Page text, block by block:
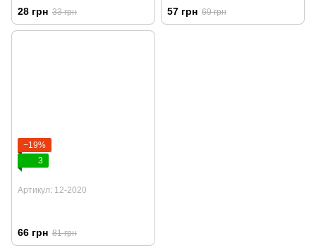
230х33х13 мм 08-2000
28 грн 33 грн
шт 12-2015
57 грн 69 грн
−19%
3
Артикул: 12-2020
66 грн 81 грн